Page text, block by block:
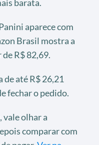
barata.
aparece com
Brasil mostra a
R$ 82,69.
de até R$ 26,21
fechar o pedido.
vale olhar a
comparar com